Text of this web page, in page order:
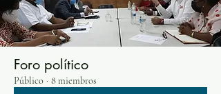
Foro político
Público · 8 miembros